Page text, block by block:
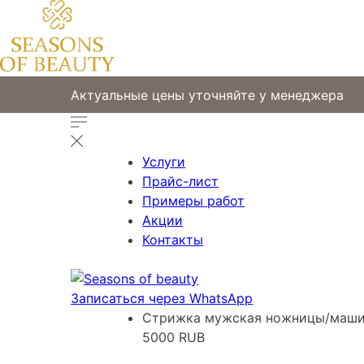
Актуальные цены уточняйте у менеджера
Услуги
Прайс-лист
Примеры работ
Акции
Контакты
Записаться через WhatsApp
Стрижка мужская ножницы/
5000 RUB